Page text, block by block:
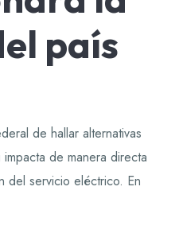
país
de hallar alternativas
de manera directa
del servicio eléctrico. En